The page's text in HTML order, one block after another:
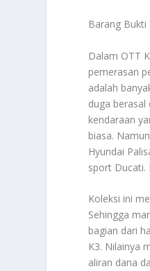
Barang Bukti
Dalam OTT
pemerasan
adalah
duga
kendaraan
biasa.
Hyundai
sport Ducati.
Koleksi ini
Sehingga
bagian dari
K3. Nilainya
aliran dana